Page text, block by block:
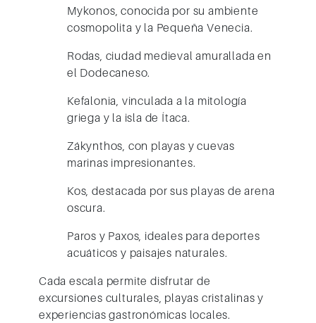
Mykonos , conocida por su ambiente
cosmopolita y la Pequeña Venecia.
Rodas , ciudad medieval amurallada en
el Dodecaneso.
Kefalonia , vinculada a la mitología
griega y la isla de Ítaca.
Zákynthos , con playas y cuevas
marinas impresionantes.
Kos , destacada por sus playas de arena
oscura.
Paros y Paxos , ideales para deportes
acuáticos y paisajes naturales.
Cada escala permite disfrutar de
excursiones culturales, playas cristalinas y
experiencias gastronómicas locales.